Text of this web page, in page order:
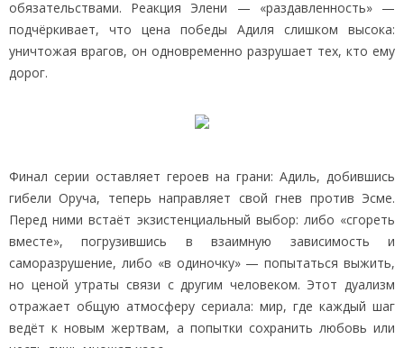
обязательствами. Реакция Элени — «раздавленность» —
подчёркивает, что цена победы Адиля слишком высока:
уничтожая врагов, он одновременно разрушает тех, кто ему
дорог.
Финал серии оставляет героев на грани: Адиль, добившись
гибели Оруча, теперь направляет свой гнев против Эсме.
Перед ними встаёт экзистенциальный выбор: либо «сгореть
вместе», погрузившись в взаимную зависимость и
саморазрушение, либо «в одиночку» — попытаться выжить,
но ценой утраты связи с другим человеком. Этот дуализм
отражает общую атмосферу сериала: мир, где каждый шаг
ведёт к новым жертвам, а попытки сохранить любовь или